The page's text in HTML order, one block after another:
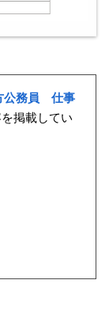
公務員 仕事
掲載してい